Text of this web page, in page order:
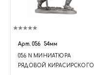
Арт. 056 54мм
056 N МИНИАТЮРА
РЯДОВОЙ КИРАСИРСКОГО